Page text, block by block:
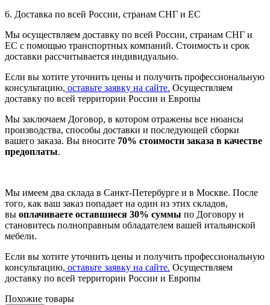
6. Доставка по всей России, странам СНГ и ЕС
Мы осуществляем доставку по всей России, странам СНГ и
ЕС с помощью транспортных компаний. Стоимость и срок
доставки рассчитывается индивидуально.
Если вы хотите уточнить цены и получить профессиональную
консультацию, оставьте заявку на сайте. Осуществляем
доставку по всей территории России и Европы
Мы заключаем Договор, в котором отражены все нюансы
производства, способы доставки и последующей сборки
вашего заказа. Вы вносите 70% стоимости заказа в качестве
предоплаты.
Мы имеем два склада в Санкт-Петербурге и в Москве. После
того, как ваш заказ попадает на один из этих складов,
вы оплачиваете оставшиеся 30% суммы по Договору и
становитесь полноправным обладателем вашей итальянской
мебели.
Если вы хотите уточнить цены и получить профессиональную
консультацию, оставьте заявку на сайте. Осуществляем
доставку по всей территории России и Европы
Похожие товары